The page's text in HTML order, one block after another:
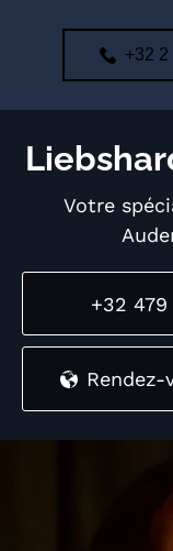
+32 2
Votre
+32